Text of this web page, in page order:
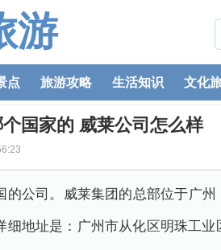
游
点 旅游攻略 生活知识 文化
国家的 威莱公司怎么样
的公司。威莱集团的总部位于广
细地址是：广州市从化区明珠工